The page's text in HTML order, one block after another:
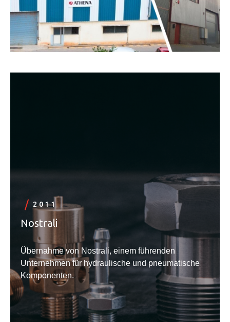
2011
Nostrali
Übernahme von Nostrali, einem führenden
Unternehmen für hydraulische und pneumatische
Komponenten.